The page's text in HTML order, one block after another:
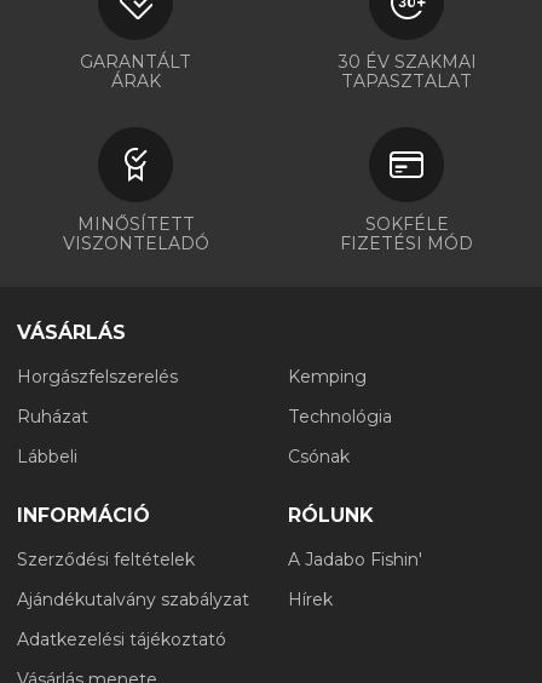
GARANTÁLT
ÁRAK
30 ÉV SZAKMAI
TAPASZTALAT
MINŐSÍTETT
VISZONTELADÓ
SOKFÉLE
FIZETÉSI MÓD
VÁSÁRLÁS
Horgászfelszerelés
Ruházat
Lábbeli
Kemping
Technológia
Csónak
INFORMÁCIÓ
Szerződési feltételek
Ajándékutalvány szabályzat
Adatkezelési tájékoztató
RÓLUNK
A Jadabo Fishin'
Hírek